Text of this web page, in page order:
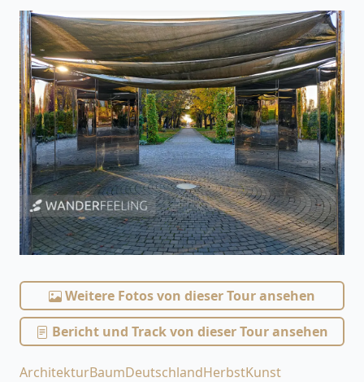
Weitere Fotos von dieser Tour ansehen
Bericht und Track von dieser Tour ansehen
ArchitekturBaumDeutschlandHerbstKunst